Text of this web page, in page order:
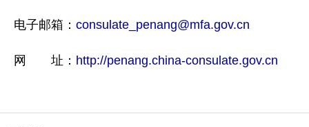
电子邮箱： consulate_penang@mfa.gov.cn
网 址： http://penang.china-consulate.gov.cn